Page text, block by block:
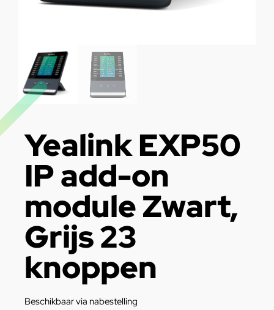
Yealink EXP50
IP add-on
module Zwart,
Grijs 23
knoppen
Beschikbaar via nabestelling